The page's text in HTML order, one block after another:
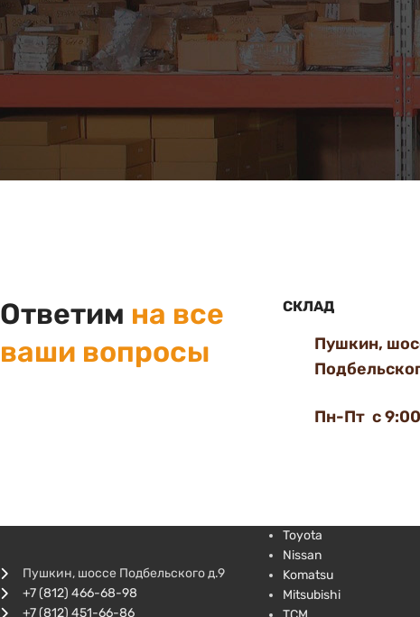
Ответим на все
ваши вопросы
СКЛАД
Пушкин,
Пн-Пт с
Пушкин, шоссе Подбельского д.9
+7 (812) 466-68-98
+7 (812) 451-66-86
Toyota
Nissan
Komatsu
Mitsubishi